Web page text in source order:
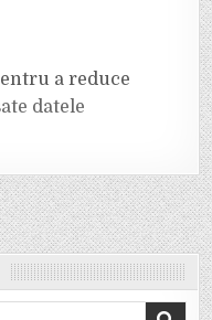
a reduce
datele